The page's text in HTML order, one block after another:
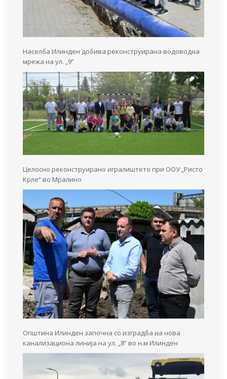
Населба Илинден добива реконструирана водоводна
мрежа на ул. „9“
Целосно реконструирано игралиштето при ООУ „Ристо
Крле“ во Мралино
Општина Илинден започна со изградба на нова
канализациона линија на ул. „8“ во н.м Илинден